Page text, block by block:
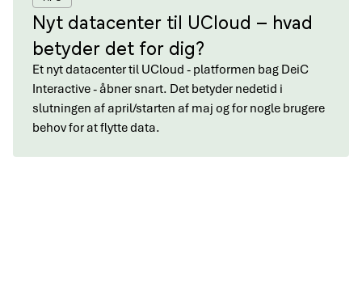
Nyt datacenter til UCloud – hvad
betyder det for dig?
Et nyt datacenter til UCloud - platformen bag DeiC
Interactive - åbner snart. Det betyder nedetid i
slutningen af april/starten af maj og for nogle brugere
behov for at flytte data.